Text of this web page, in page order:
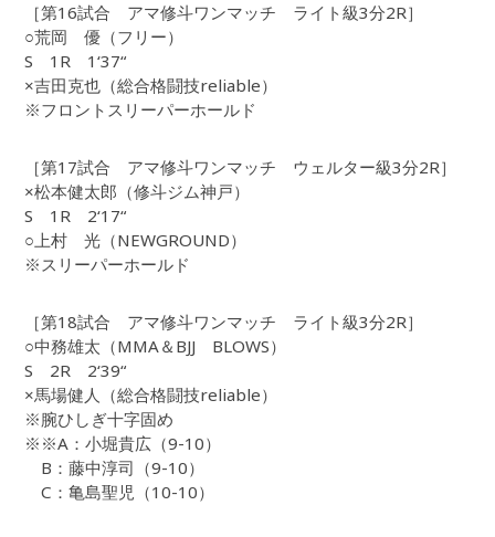
［第16試合 アマ修斗ワンマッチ ライト級3分2R］
○荒岡 優（フリー）
S 1R 1‘37“
×吉田克也（総合格闘技reliable）
※フロントスリーパーホールド
［第17試合 アマ修斗ワンマッチ ウェルター級3分2R］
×松本健太郎（修斗ジム神戸）
S 1R 2‘17“
○上村 光（NEWGROUND）
※スリーパーホールド
［第18試合 アマ修斗ワンマッチ ライト級3分2R］
○中務雄太（MMA＆BJJ BLOWS）
S 2R 2‘39“
×馬場健人（総合格闘技reliable）
※腕ひしぎ十字固め
※※A：小堀貴広（9-10）
B：藤中淳司（9-10）
C：亀島聖児（10-10）